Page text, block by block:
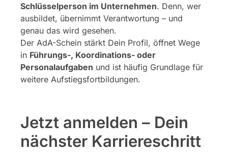
Schlüsselperson im Unternehmen. Denn, wer
ausbildet, übernimmt Verantwortung – und
genau das wird gesehen.
Der AdA-Schein stärkt Dein Profil, öffnet Wege
in Führungs-, Koordinations- oder
Personalaufgaben und ist häufig Grundlage für
weitere Aufstiegsfortbildungen.
Jetzt anmelden – Dein
nächster Karriereschritt